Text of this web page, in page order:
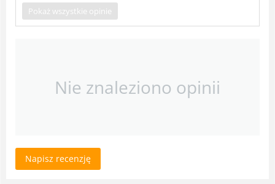
Pokaż wszystkie opinie
Nie znaleziono opinii
Napisz recenzję